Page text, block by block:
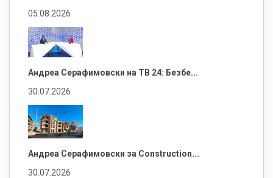
05.08.2026
Андреа Серафимовски на ТВ 24: Безбе...
30.07.2026
Андреа Серафимовски за Construction...
30.07.2026